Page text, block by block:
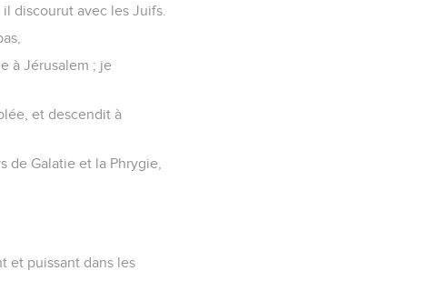
discourut avec les Juifs.
à Jérusalem ; je
et descendit à
de Galatie et la Phrygie,
et puissant dans les